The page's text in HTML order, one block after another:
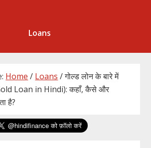
Loans
Home / Loans /गोल्ड लोन के बारे में
Loan in Hindi): कहाँ, कैसे और
है?